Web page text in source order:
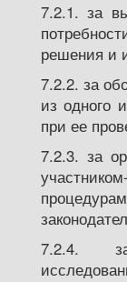
7.2.1. за
решения и
7.2.2. за
из одного
при ее
7.2.3. за
7.2.4. за